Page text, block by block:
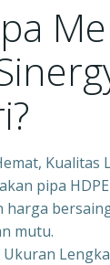
Kualitas
pipa
harga
mutu.
Ukuran